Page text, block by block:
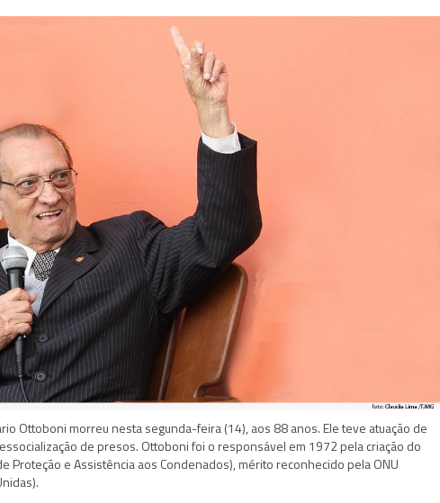
Ottoboni morreu nesta segunda-feira (14), aos 88 anos. Ele teve atuação de
de presos. Ottoboni foi o responsável em 1972 pela criação do
Proteção e Assistência aos Condenados), mérito reconhecido pela ONU